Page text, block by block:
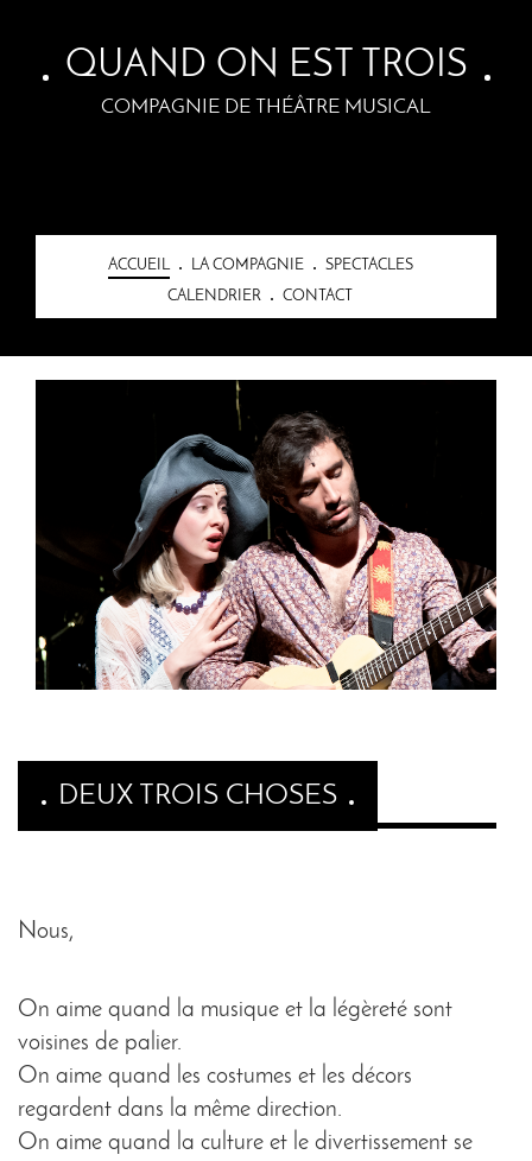
QUAND ON EST TROIS
COMPAGNIE DE THÉÂTRE MUSICAL
ACCUEIL LA COMPAGNIE
SPECTACLES
CALENDRIER
CONTACT
DEUX TROIS CHOSES
Nous,
On aime quand la musique et la légèreté sont
voisines de palier.
On aime quand les costumes et les décors
regardent dans la même direction.
On aime quand la culture et le divertissement se